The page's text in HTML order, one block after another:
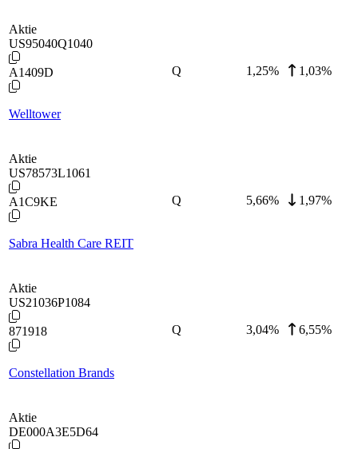
Aktie
US95040Q1040
A1409D
Welltower
Q 1,25% 1,03%
Aktie
US78573L1061
A1C9KE
Sabra Health Care REIT
Q 5,66% 1,97%
Aktie
US21036P1084
871918
Constellation Brands
Q 3,04% 6,55%
Aktie
DE000A3E5D64